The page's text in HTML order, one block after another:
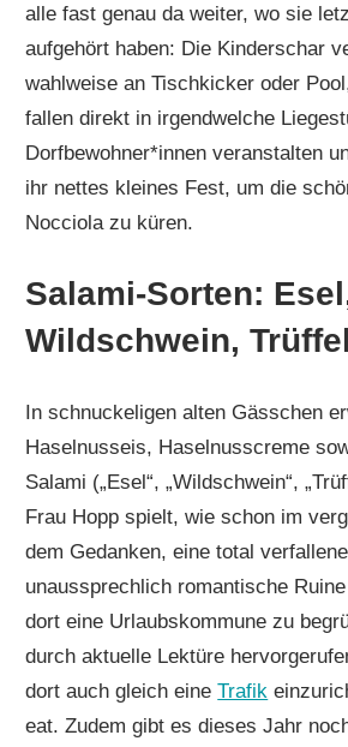
alle fast genau da weiter, wo sie
aufgehört haben: Die Kinderschar
wahlweise an Tischkicker oder
fallen direkt in irgendwelche
Dorfbewohner*innen veranstalten
ihr nettes kleines Fest, um die
Nocciola zu küren.
Salami-Sorten:
Wildschwein,
In schnuckeligen alten Gässchen
Haselnusseis, Haselnusscreme
Salami („Esel“, „Wildschwein“,
Frau Hopp spielt, wie schon im
dem Gedanken, eine total
unaussprechlich romantische
dort eine Urlaubskommune zu
durch aktuelle Lektüre
dort auch gleich eineTrafik
eat. Zudem gibt es dieses Jahr